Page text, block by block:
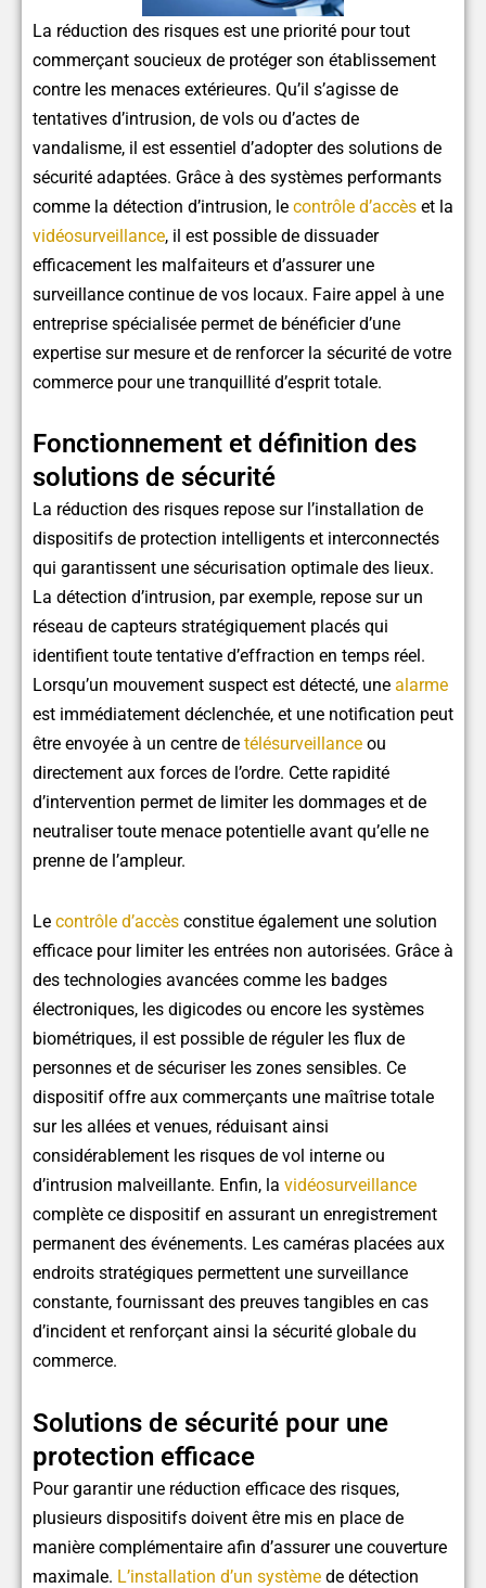
La réduction des risques est une priorité pour tout
commerçant soucieux de protéger son établissement
contre les menaces extérieures. Qu’il s’agisse de
tentatives d’intrusion, de vols ou d’actes de
vandalisme, il est essentiel d’adopter des solutions de
sécurité adaptées. Grâce à des systèmes performants
comme la détection d’intrusion, le contrôle d’accès et la
vidéosurveillance, il est possible de dissuader
efficacement les malfaiteurs et d’assurer une
surveillance continue de vos locaux. Faire appel à une
entreprise spécialisée permet de bénéficier d’une
expertise sur mesure et de renforcer la sécurité de votre
commerce pour une tranquillité d’esprit totale.
Fonctionnement et définition des
solutions de sécurité
La réduction des risques repose sur l’installation de
dispositifs de protection intelligents et interconnectés
qui garantissent une sécurisation optimale des lieux.
La détection d’intrusion, par exemple, repose sur un
réseau de capteurs stratégiquement placés qui
identifient toute tentative d’effraction en temps réel.
Lorsqu’un mouvement suspect est détecté, une alarme
est immédiatement déclenchée, et une notification peut
être envoyée à un centre de télésurveillance ou
directement aux forces de l’ordre. Cette rapidité
d’intervention permet de limiter les dommages et de
neutraliser toute menace potentielle avant qu’elle ne
prenne de l’ampleur.
Le contrôle d’accès constitue également une solution
efficace pour limiter les entrées non autorisées. Grâce à
des technologies avancées comme les badges
électroniques, les digicodes ou encore les systèmes
biométriques, il est possible de réguler les flux de
personnes et de sécuriser les zones sensibles. Ce
dispositif offre aux commerçants une maîtrise totale
sur les allées et venues, réduisant ainsi
considérablement les risques de vol interne ou
d’intrusion malveillante. Enfin, la vidéosurveillance
complète ce dispositif en assurant un enregistrement
permanent des événements. Les caméras placées aux
endroits stratégiques permettent une surveillance
constante, fournissant des preuves tangibles en cas
d’incident et renforçant ainsi la sécurité globale du
commerce.
Solutions de sécurité pour une
protection efficace
Pour garantir une réduction efficace des risques,
plusieurs dispositifs doivent être mis en place de
manière complémentaire afin d’assurer une couverture
maximale. L’installation d’un système de détection